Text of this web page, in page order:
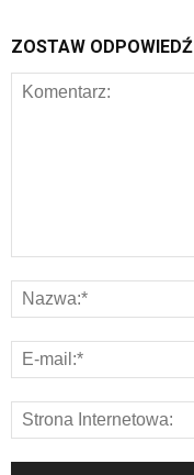
ZOSTAW ODPOWIEDŹ